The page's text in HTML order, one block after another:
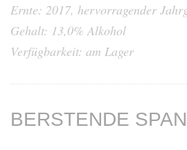
Ernte: 2017, hervorragender
Gehalt: 13,0% Alkohol
Verfügbarkeit: am Lager
BERSTENDE